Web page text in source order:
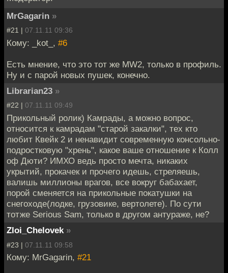
MrGagarin »
#21 | 07.11.11 09:36
Кому: _kot_, #6
Есть мнение, что это тот же MW2, только в профиль.
Ну и с парой новых пушек, конечно.
Librarian23 »
#22 | 07.11.11 09:49
Прикольный ролик) Камрады, а можно вопрос,
относится к камрадам "старой закалки", тех кто
любит Квейк 2 и ненавидит современную консольно-
подростковую "хрень", какое ваше отношение к Колл
оф Дюти? ИМХО ведь просто мечта, никаких
укрытий, прокачек и прочего идешь, стреляешь,
валишь миллионы врагов, все вокруг бабахает,
порой сменяется на прикольные покатушки на
снегоходе(лодке, грузовике, вертолете). По сути
тотже Serious Sam, только в другом антураже, не?
Zloi_Chelovek »
#23 | 07.11.11 09:58
Кому: MrGagarin, #21